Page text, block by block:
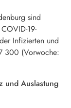
sind
19-
Infizierten und
300 (Vorwoche:
und Auslastung